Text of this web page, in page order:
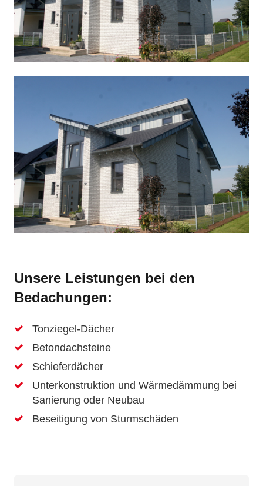
Unsere Leistungen bei den
Bedachungen:
Tonziegel-Dächer
Betondachsteine
Schieferdächer
Unterkonstruktion und Wärmedämmung bei
Sanierung oder Neubau
Beseitigung von Sturmschäden